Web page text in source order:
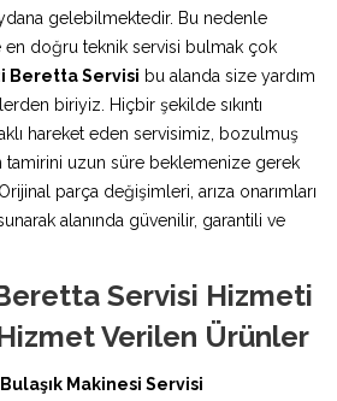
gelebilmektedir. Bu nedenle
en doğru teknik servisi bulmak çok
Beretta Servisi bu alanda size yardım
biriyiz. Hiçbir şekilde sıkıntı
hareket eden servisimiz, bozulmuş
tamirini uzun süre beklemenize gerek
parça değişimleri, arıza onarımları
alanında güvenilir, garantili ve
Servisi Hizmeti
Verilen Ürünler
Makinesi Servisi